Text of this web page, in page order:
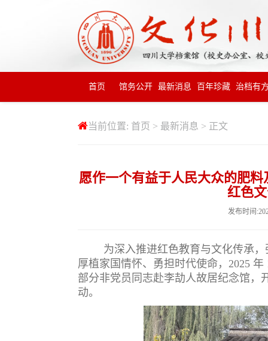
首页 馆务公开 最新消息 百年珍藏 治档有
当前位置: 首页 > 最新消息 > 正文
愿作一个有益于人民大众的肥
红色
发布时间
为深入推进红色教育与文化传承
厚植家国情怀、勇担时代使命， 2025 年
部分非党员同志赴李劼人故居纪念馆，
动。